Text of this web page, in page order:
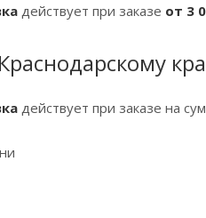
действует при заказе от 3
действует при заказе на